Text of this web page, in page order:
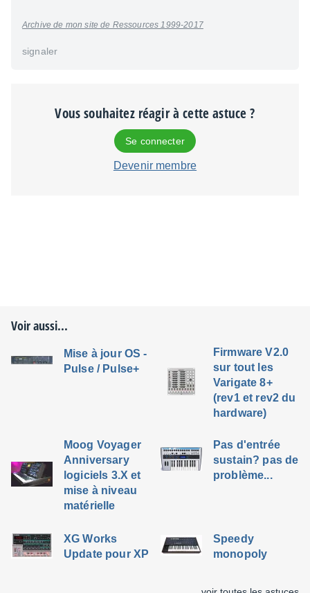
Archive de mon site de Ressources 1999-2017
signaler
Vous souhaitez réagir à cette astuce ?
Se connecter
Devenir membre
Voir aussi...
Mise à jour OS -
Pulse / Pulse+
Firmware V2.0
sur tout les
Varigate 8+
(rev1 et rev2 du
hardware)
Moog Voyager
Anniversary
logiciels 3.X et
mise à niveau
matérielle
Pas d'entrée
sustain? pas de
problème...
XG Works
Update pour XP
Speedy
monopoly